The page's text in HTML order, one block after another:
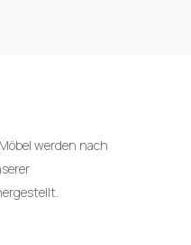
werden nach